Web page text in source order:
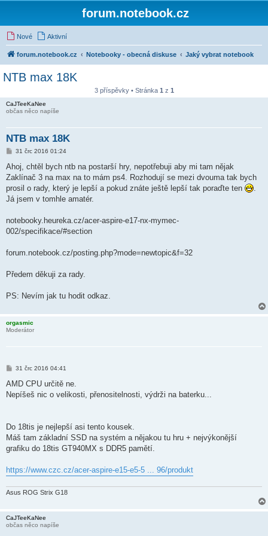
forum.notebook.cz
Nové Aktivní
forum.notebook.cz Notebooky - obecná diskuse Jaký vybrat notebook
NTB max 18K
3 příspěvky • Stránka 1 z 1
CaJTeeKaNee
občas něco napíše
NTB max 18K
P
í
p
ě
e
31 črc 2016 01:24
Ahoj, chtěl bych ntb na postarší hry, nepotřebuji aby mi tam nějak
Zaklínač 3 na max na to mám ps4. Rozhodují se mezi dvouma tak bych
prosil o rady, který je lepší a pokud znáte ještě lepší tak poraďte ten
.
Já jsem v tomhle amatér.
notebooky.heureka.cz/acer-aspire-e17-nx-mymec-
002/specifikace/#section
forum.notebook.cz/posting.php?mode=newtopic&f=32
Předem děkuji za rady.
PS: Nevím jak tu hodit odkaz.
orgasmic
Moderátor
P
í
p
k
31 črc 2016 04:41
AMD CPU určitě ne.
Nepíšeš nic o velikosti, přenositelnosti, výdrži na baterku...
Do 18tis je nejlepší asi tento kousek.
Máš tam základní SSD na systém a nějakou tu hru + nejvýkonější
grafiku do 18tis GT940MX s DDR5 pamětí.
https://www.czc.cz/acer-aspire-e15-e5-5 ... 96/produkt
Asus ROG Strix G18
CaJTeeKaNee
občas něco napíše